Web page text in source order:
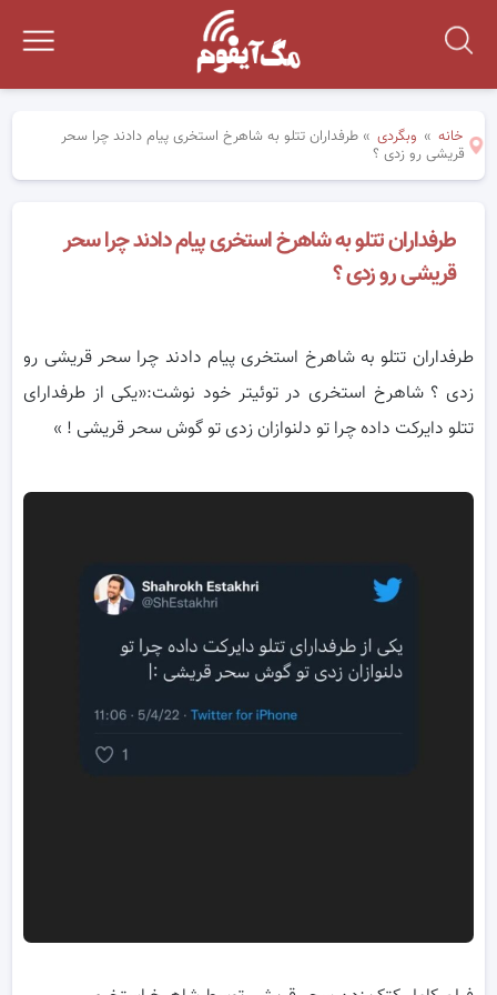
خانه » وبگردی »طرفداران تتلو به شاهرخ استخری پیام دادند چرا سحر
قریشی رو زدی ؟
طرفداران تتلو به شاهرخ استخری پیام دادند چرا سحر
قریشی رو زدی ؟
طرفداران تتلو به شاهرخ استخری پیام دادند چرا سحر قریشی رو
زدی ؟ شاهرخ استخری در توئیتر خود نوشت:«یکی از طرفدارای
تتلو دایرکت داده چرا تو دلنوازان زدی تو گوش سحر قریشی ! »